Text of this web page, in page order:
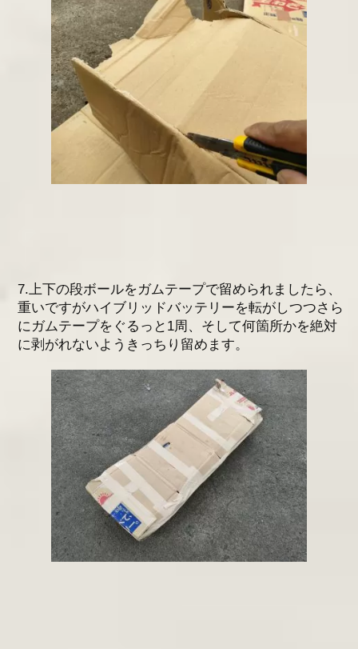
7.上下の段ボールをガムテープで留められましたら、
重いですがハイブリッドバッテリーを転がしつつさら
にガムテープをぐるっと1周、そして何箇所かを絶対
に剥がれないようきっちり留めます。